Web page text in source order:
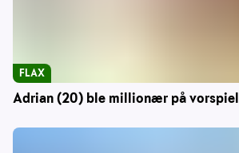
Adrian (20) ble millionær på vorspiel
FLAX